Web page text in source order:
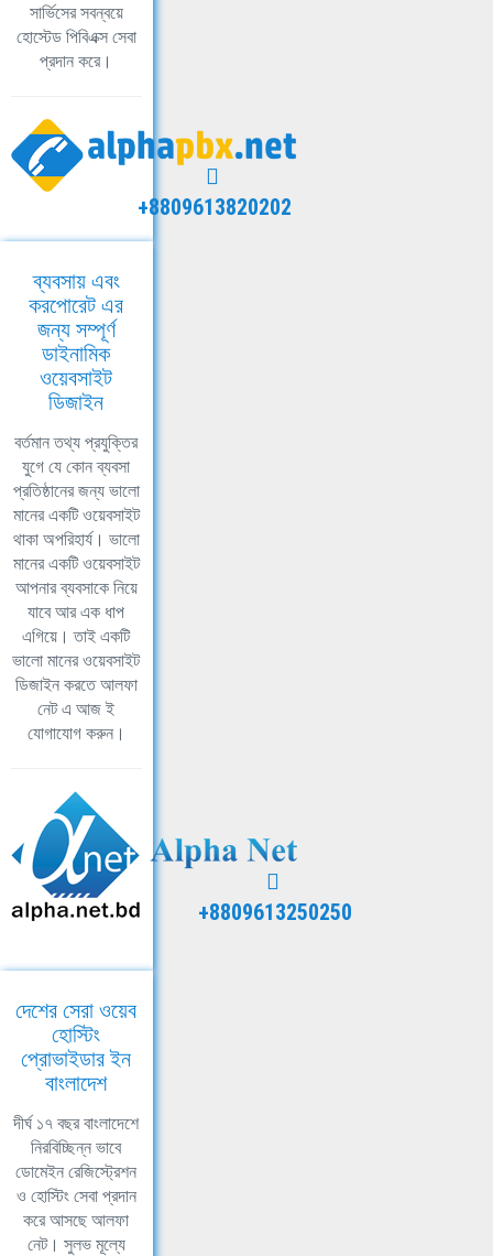
সার্ভিসের সবন্বয়ে
হোস্টেড পিবিএক্স সেবা
প্রদান করে।
+8809613820202
ব্যবসায় এবং
করপোরেট এর
জন্য সম্পূর্ণ
ডাইনামিক
ওয়েবসাইট
ডিজাইন
বর্তমান তথ্য প্রযুক্তির
যুগে যে কোন ব্যবসা
প্রতিষ্ঠানের জন্য ভালো
মানের একটি ওয়েবসাইট
থাকা অপরিহার্য। ভালো
মানের একটি ওয়েবসাইট
আপনার ব্যবসাকে নিয়ে
যাবে আর এক ধাপ
এগিয়ে। তাই একটি
ভালো মানের ওয়েবসাইট
ডিজাইন করতে আলফা
নেট এ আজ ই
যোগাযোগ করুন।
+8809613250250
দেশের সেরা ওয়েব
হোস্টিং
প্রোভাইডার ইন
বাংলাদেশ
দীর্ঘ ১৭ বছর বাংলাদেশে
নিরবিচ্ছিন্ন ভাবে
ডোমেইন রেজিস্ট্রেশন
ও হোস্টিং সেবা প্রদান
করে আসছে আলফা
নেট। সুলভ মূল্যে